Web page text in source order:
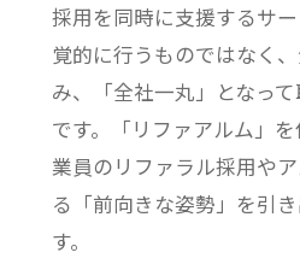
採用を同時に支援するサ
覚的に行うものではなく
み、「全社一丸」となっ
です。「リファアルム」
業員のリファラル採用や
る「前向きな姿勢」を引
す。